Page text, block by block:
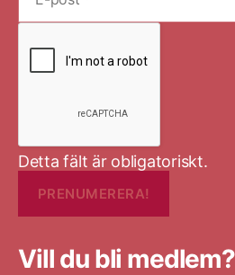
Detta fält är obligatoriskt.
Vill du bli medlem?